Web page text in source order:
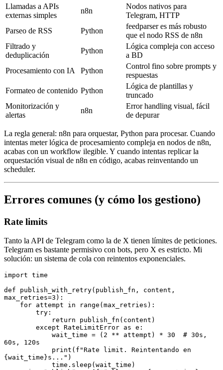
Llamadas a APIs
externas simples
n8n
Nodos nativos para
Telegram, HTTP
Parseo de RSS
Python
feedparser es más robusto
que el nodo RSS de n8n
Filtrado y
deduplicación
Python
Lógica compleja con acceso
a BD
Procesamiento con IA
Python
Control fino sobre prompts y
respuestas
Formateo de contenido Python
Lógica de plantillas y
truncado
Monitorización y
alertas
n8n
Error handling visual, fácil
de depurar
La regla general: n8n para orquestar, Python para procesar. Cuando
intentas meter lógica de procesamiento compleja en nodos de n8n,
acabas con un workflow ilegible. Y cuando intentas replicar la
orquestación visual de n8n en código, acabas reinventando un
scheduler.
Errores comunes (y cómo los gestiono)
Rate limits
Tanto la API de Telegram como la de X tienen límites de peticiones.
Telegram es bastante permisivo con bots, pero X es estricto. Mi
solución: un sistema de cola con reintentos exponenciales.
import time
def publish_with_retry( publish_fn , content ,
max_retries=3 ):
    for
attempt in range (max_retries):
        try
:
            return
publish_fn (content)
        except
RateLimitError as e :
            wait_time
= ( 2 ** attempt) * 30
  # 30s,
60s, 120s
            print
( f
{ wait_time }s..." )
            time
. sleep (wait_time)